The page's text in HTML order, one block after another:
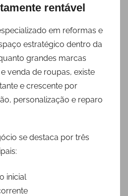
rentável
em reformas e
estratégico dentro da
grandes marcas
venda de roupas, existe
e crescente por
personalização e reparo
se destaca por três
inicial